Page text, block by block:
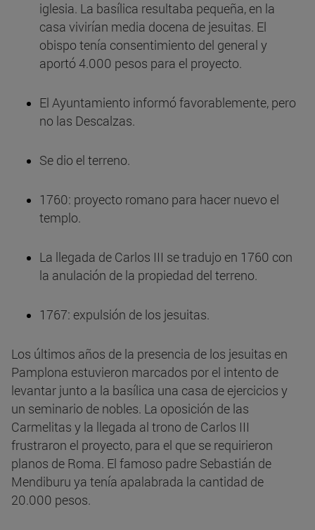
iglesia. La basílica resultaba pequeña, en la
casa vivirían media docena de jesuitas. El
obispo tenía consentimiento del general y
aportó 4.000 pesos para el proyecto.
El Ayuntamiento informó favorablemente, pero
no las Descalzas.
Se dio el terreno.
1760: proyecto romano para hacer nuevo el
templo.
La llegada de Carlos III se tradujo en 1760 con
la anulación de la propiedad del terreno.
1767: expulsión de los jesuitas.
Los últimos años de la presencia de los jesuitas en
Pamplona estuvieron marcados por el intento de
levantar junto a la basílica una casa de ejercicios y
un seminario de nobles. La oposición de las
Carmelitas y la llegada al trono de Carlos III
frustraron el proyecto, para el que se requirieron
planos de Roma. El famoso padre Sebastián de
Mendiburu ya tenía apalabrada la cantidad de
20.000 pesos.